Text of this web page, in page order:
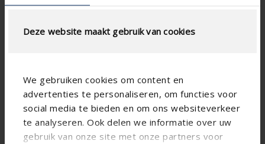
Deze website maakt gebruik van cookies
We gebruiken cookies om content en
advertenties te personaliseren, om functies voor
social media te bieden en om ons websiteverkeer
te analyseren. Ook delen we informatie over uw
gebruik van onze site met onze partners voor
Spezifikationen entsprechend Ihrer
Berechnung
LUFTSTROMBERECHNUNG